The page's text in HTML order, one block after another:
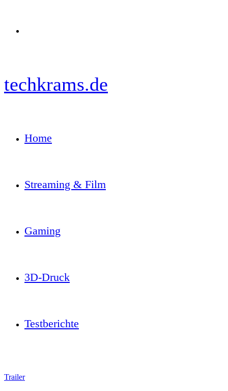
techkrams.de
Home
Streaming & Film
Gaming
3D-Druck
Testberichte
Trailer